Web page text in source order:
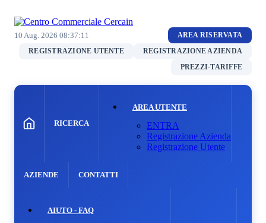
10 Aug. 2026 08:37:11
AREA RISERVATA
REGISTRAZIONE UTENTE
REGISTRAZIONE AZIENDA
PREZZI-TARIFFE
RICERCA
AREA UTENTE
ENTRA
Registrazione Azienda
Registrazione Utente
AZIENDE CONTATTI
AIUTO - FAQ